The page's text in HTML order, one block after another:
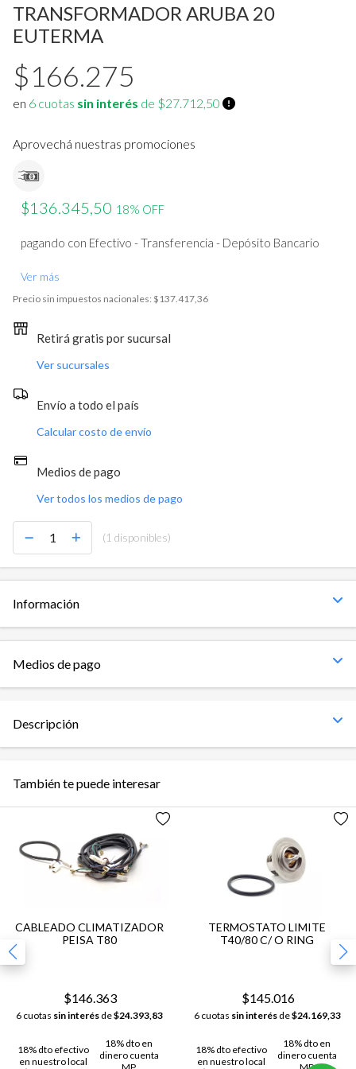
Termostatos
Bombas de calor /chillers
Materiales de instalacion y
accesorios aa
Ver todos
Estufa a leña
Acumuladores de Acs
Ver todos
TRANSFORMADOR ARUBA 20
EUTERMA
$166.275
en 6 cuotas sin interés de $27.712,50
Aprovechá nuestras promociones
$136.345,50 18% OFF
pagando con Efectivo - Transferencia - Depósito Bancario
Ver más
Precio sin impuestos nacionales: $137.417,36
Retirá gratis por sucursal
Ver sucursales
Envío a todo el país
Calcular costo de envío
Medios de pago
Ver todos los medios de pago
(1 disponibles)
Información
Medios de pago
Descripción
También te puede interesar
CABLEADO CLIMATIZADOR
PEISA T80
$146.363
6 cuotas sin interésde$24.393,83
18% dto efectivo
en nuestro local
18% dto en
dinero cuenta
TERMOSTATO LIMITE
T40/80 C/ O RING
$145.016
6 cuotas sin interésde$24.169,33
18% dto efectivo
en nuestro local
18% dto en
dinero cuenta